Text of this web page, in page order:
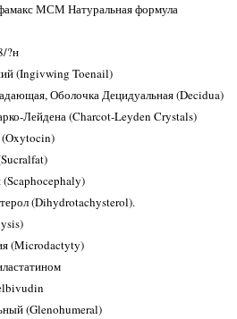
МСМ Натуральная формула
?н
(Ingivwing Toenail)
Оболочка Децидуальная (Decidua)
Лейдена (Charcot-Leyden Crystals)
(Dihydrotachysterol).
(Microdactyty)
(Glenohumeral)